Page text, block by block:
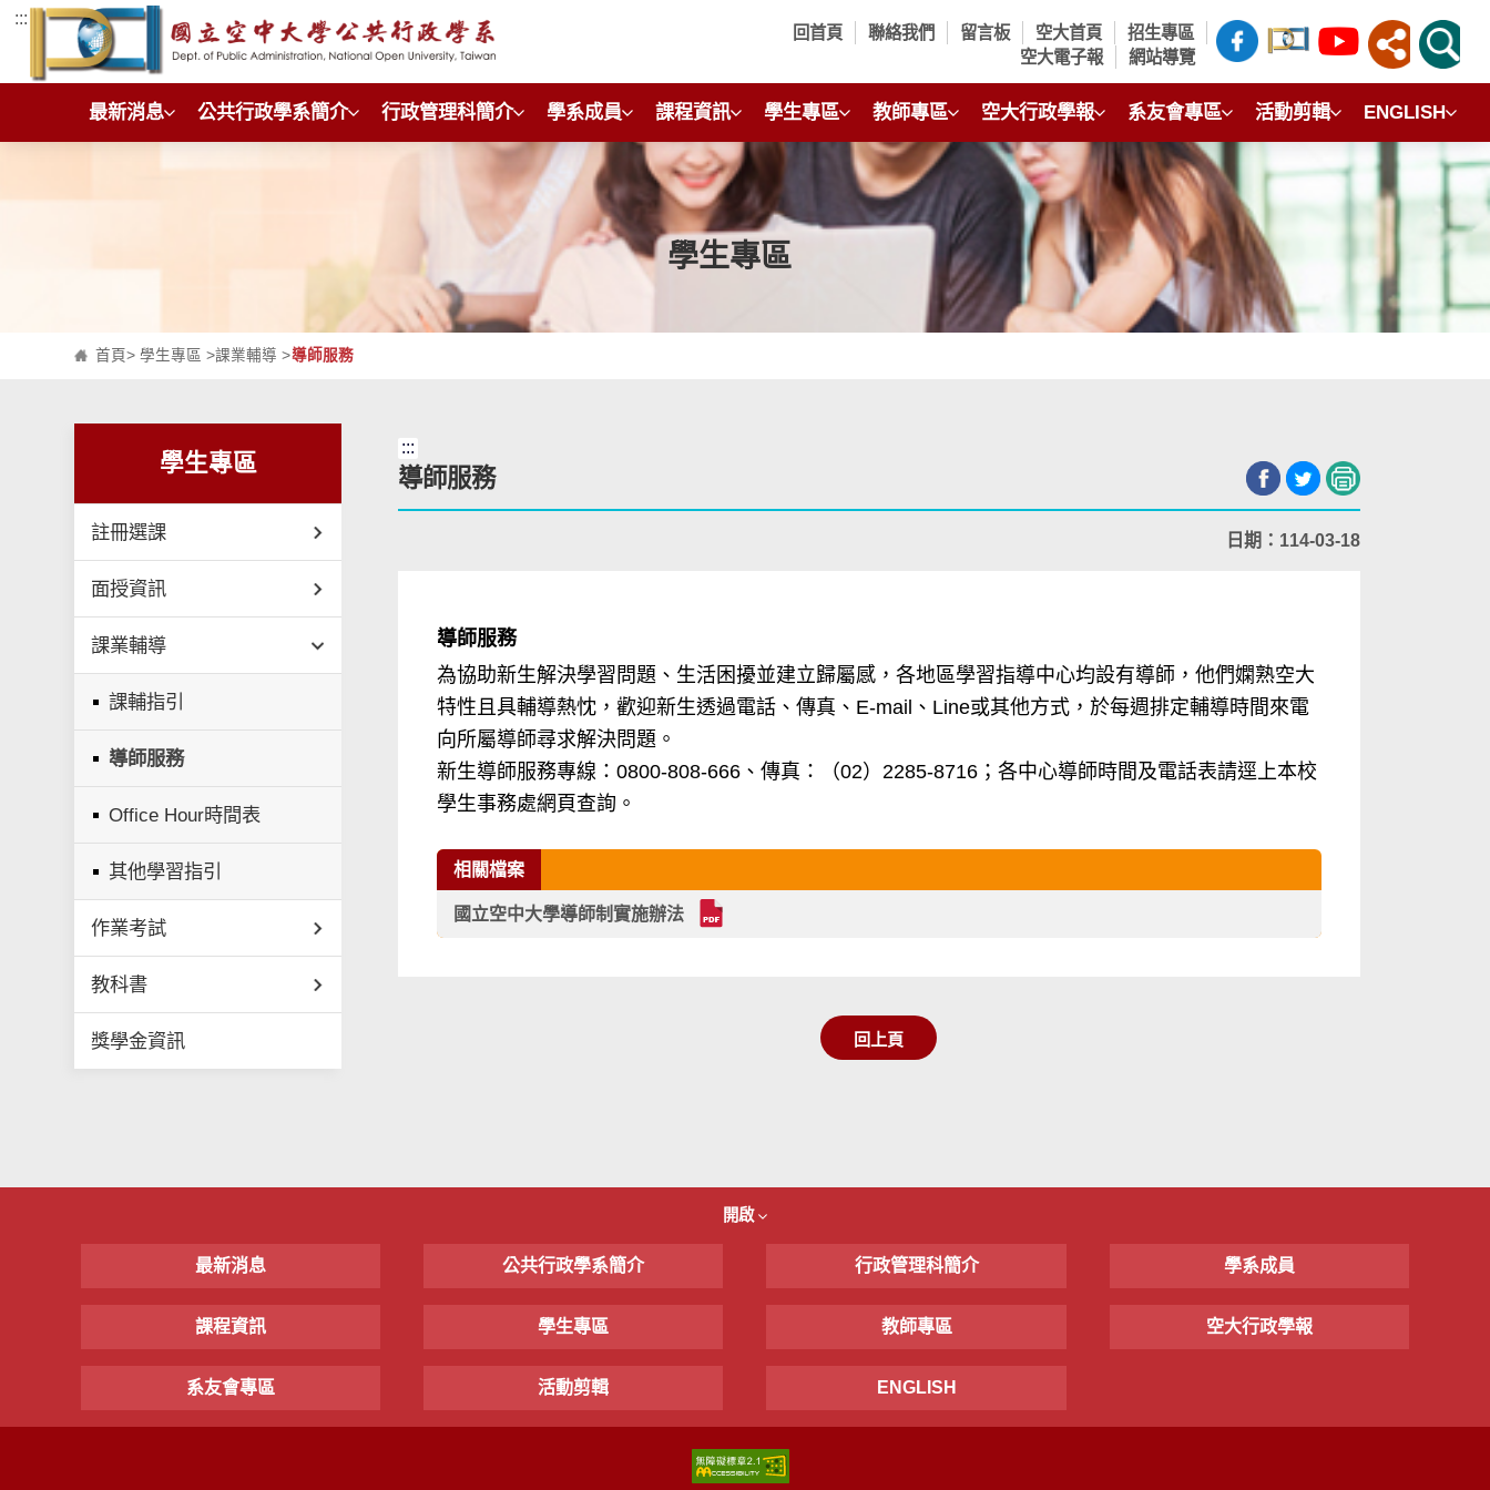
跳到主要內容區塊
:::
回首頁 聯絡我們 留言板 空大首頁
招生專區
空大電子報
網站導覽
最新消息 公共行政學系簡介 行政管理科簡介 學系成員 課程資訊 學生專區 教師專區 空大行政學報 系友會專區 活動剪輯 ENGLISH
學生專區
首頁>學生專區 >課業輔導 >導師服務
學生專區
註冊選課
面授資訊
課業輔導
課輔指引
導師服務
Office Hour時間表
其他學習指引
作業考試
教科書
獎學金資訊
:::
導師服務
日期：114-03-18
導師服務
為協助新生解決學習問題、生活困擾並建立歸屬感，各地區學習指導中心均設有導師，他們嫻熟空大
特性且具輔導熱忱，歡迎新生透過電話、傳真、E-mail、Line或其他方式，於每週排定輔導時間來電
向所屬導師尋求解決問題。
新生導師服務專線：0800-808-666、傳真：（02）2285-8716；各中心導師時間及電話表請逕上本校
學生事務處網頁查詢。
相關檔案
國立空中大學導師制實施辦法
回上頁
開啟
最新消息 公共行政學系簡介 行政管理科簡介 學系成員
課程資訊 學生專區 教師專區 空大行政學報
系友會專區 活動剪輯 ENGLISH